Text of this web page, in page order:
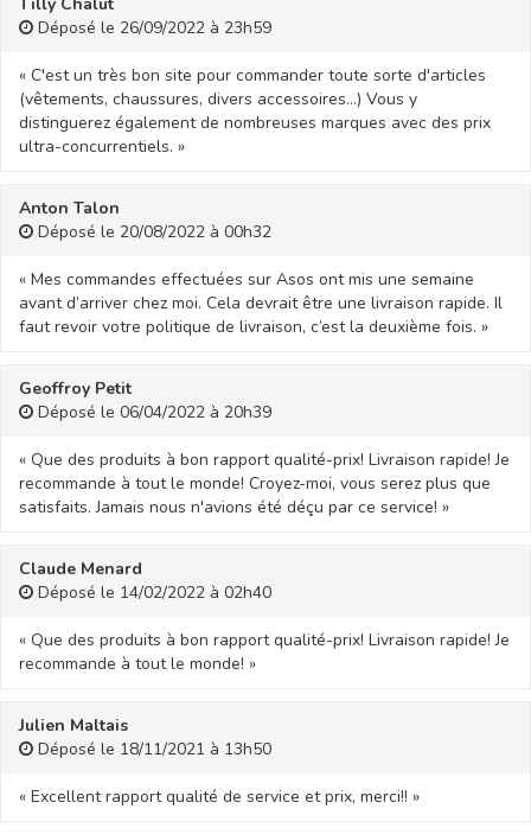
Déposé le 26/09/2022 à 23h59
« C'est un très bon site pour commander toute sorte d'articles
(vêtements, chaussures, divers accessoires…) Vous y
distinguerez également de nombreuses marques avec des prix
ultra-concurrentiels. »
Anton Talon
Déposé le 20/08/2022 à 00h32
« Mes commandes effectuées sur Asos ont mis une semaine
avant d’arriver chez moi. Cela devrait être une livraison rapide. Il
faut revoir votre politique de livraison, c’est la deuxième fois. »
Geoffroy Petit
Déposé le 06/04/2022 à 20h39
« Que des produits à bon rapport qualité-prix! Livraison rapide! Je
recommande à tout le monde! Croyez-moi, vous serez plus que
satisfaits. Jamais nous n'avions été déçu par ce service! »
Claude Menard
Déposé le 14/02/2022 à 02h40
« Que des produits à bon rapport qualité-prix! Livraison rapide! Je
recommande à tout le monde! »
Julien Maltais
Déposé le 18/11/2021 à 13h50
« Excellent rapport qualité de service et prix, merci!! »